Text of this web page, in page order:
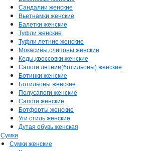
Сандалии женские
Вьетнамки женские
Балетки женские
Туфли женские
Туфли летние женские
Мокасины,слипоны женские
Кеды,кроссовки женские
Сапоги летние(ботильоны) женские
Ботинки женские
Ботильоны женские
Полусапоги женские
Сапоги женские
Ботфорты женские
Уги стиль женские
Дутая обувь женская
Сумки
Сумки женские